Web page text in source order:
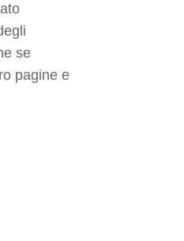
se
pagine e